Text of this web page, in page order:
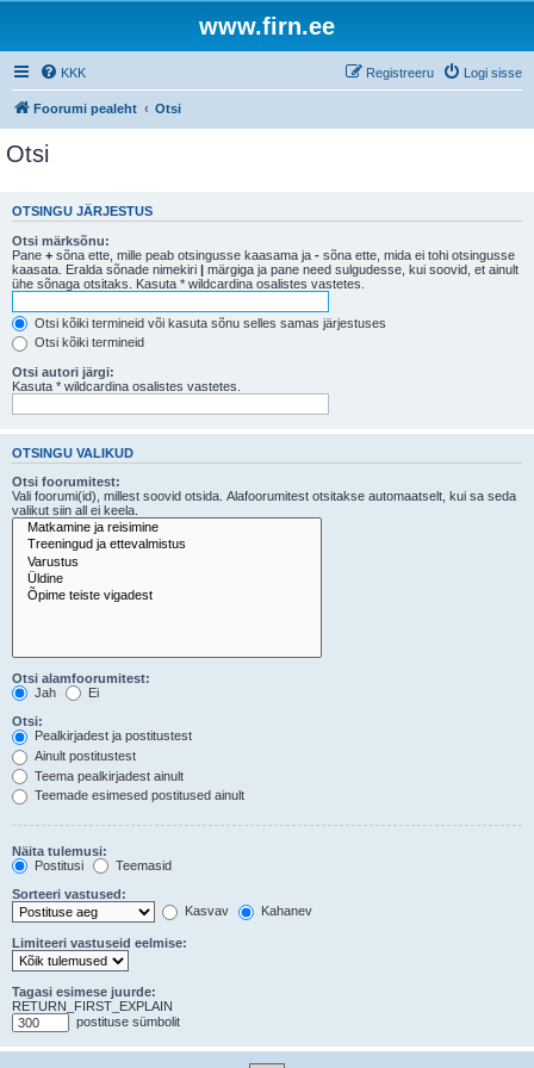
www.firn.ee
KKK Logi sisse
Registreeru
Foorumi pealeht Otsi
Otsi
OTSINGU JÄRJESTUS
Otsi märksõnu:
Pane + sõna ette, mille peab otsingusse kaasama ja - sõna ette, mida ei tohi otsingusse
kaasata. Eralda sõnade nimekiri | märgiga ja pane need sulgudesse, kui soovid, et ainult
ühe sõnaga otsitaks. Kasuta * wildcardina osalistes vastetes.
Otsi kõiki termineid või kasuta sõnu selles samas järjestuses
Otsi kõiki termineid
Otsi autori järgi:
Kasuta * wildcardina osalistes vastetes.
OTSINGU VALIKUD
Otsi foorumitest:
Vali foorumi(id), millest soovid otsida. Alafoorumitest otsitakse automaatselt, kui sa seda
valikut siin all ei keela.
Otsi alamfoorumitest:
Jah
Ei
Otsi:
Pealkirjadest ja postitustest
Ainult postitustest
Teema pealkirjadest ainult
Teemade esimesed postitused ainult
Näita tulemusi:
Postitusi
Teemasid
Sorteeri vastused:
Kasvav
Kahanev
Limiteeri vastuseid eelmise:
Tagasi esimese juurde:
RETURN_FIRST_EXPLAIN
postituse sümbolit